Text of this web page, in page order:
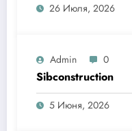
26 Июля, 2026
Admin 0
Sibconstruction
5 Июня, 2026